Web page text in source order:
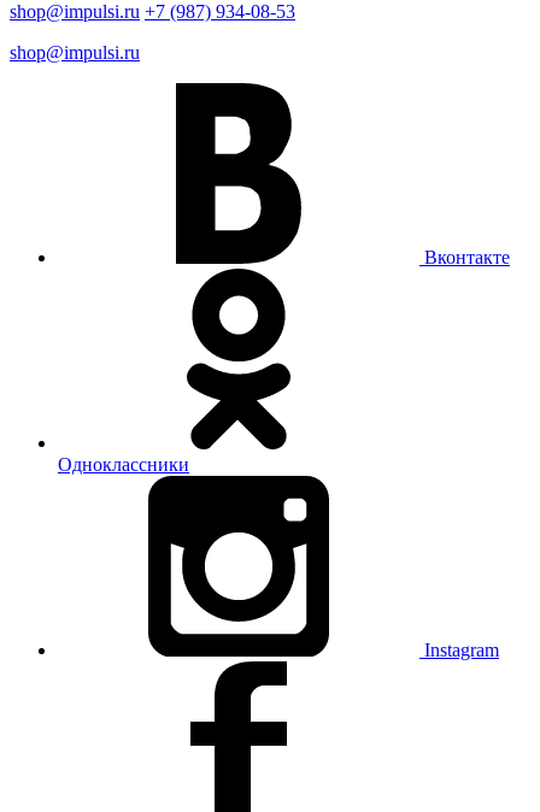
shop@impulsi.ru +7 (987) 934-08-53
shop@impulsi.ru
Вконтакте
Одноклассники
Instagram